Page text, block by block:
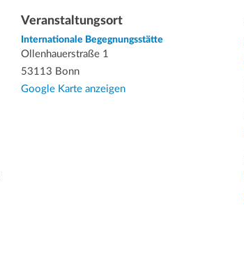
Veranstaltungsort
Internationale Begegnungsstätte
Ollenhauerstraße 1
53113 Bonn
Google Karte anzeigen